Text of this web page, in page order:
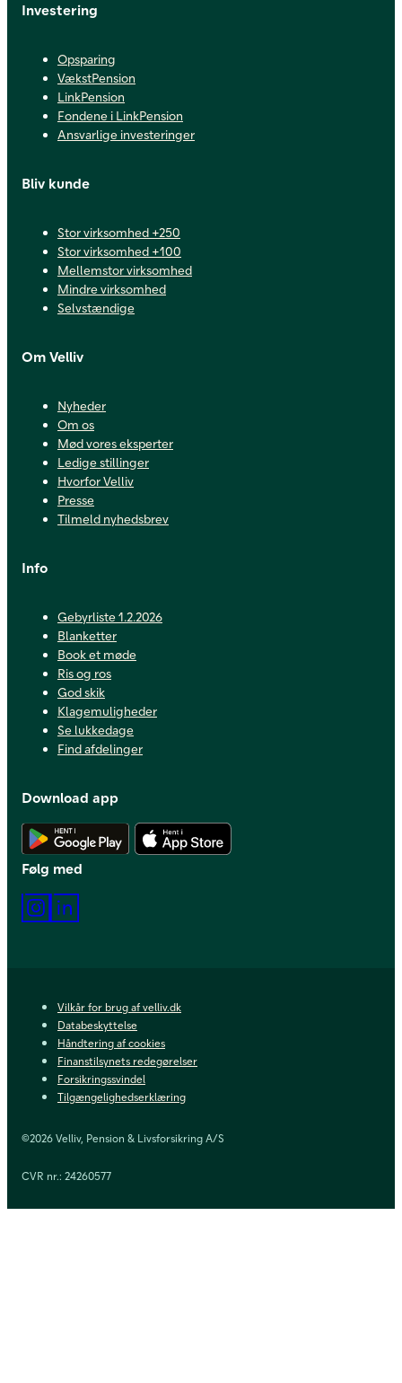
Investering
Opsparing
VækstPension
LinkPension
Fondene i LinkPension
Ansvarlige investeringer
Bliv kunde
Stor virksomhed +250
Stor virksomhed +100
Mellemstor virksomhed
Mindre virksomhed
Selvstændige
Om Velliv
Nyheder
Om os
Mød vores eksperter
Ledige stillinger
Hvorfor Velliv
Presse
Tilmeld nyhedsbrev
Info
Gebyrliste 1.2.2026
Blanketter
Book et møde
Ris og ros
God skik
Klagemuligheder
Se lukkedage
Find afdelinger
Download app
Hent Android app
Følg med
Instagram
Vilkår for brug af velliv.dk
Databeskyttelse
Håndtering af cookies
Finanstilsynets redegørelser
Forsikringssvindel
Tilgængelighedserklæring
©2026 Velliv, Pension & Livsforsikring A/S
CVR nr.: 24260577